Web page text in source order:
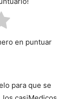
en puntuar
para que se